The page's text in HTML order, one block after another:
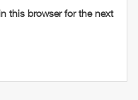
this browser for the next